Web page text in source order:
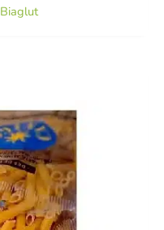
Biaglut